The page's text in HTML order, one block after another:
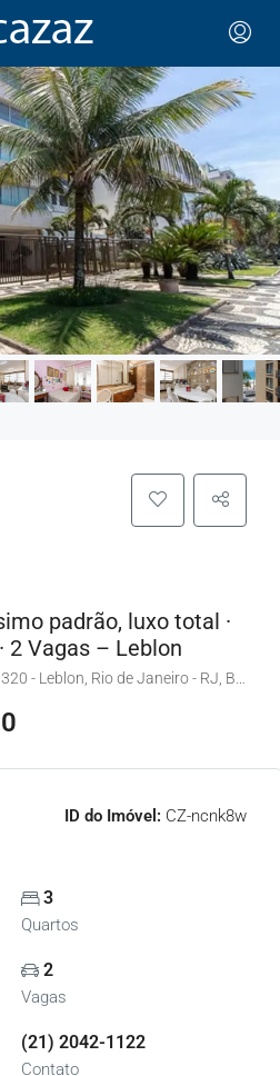
padrão, luxo total ·
2 Vagas – Leblon
- Leblon, Rio de Janeiro - RJ, Brasil
ID do Imóvel: CZ-ncnk8w
3
Quartos
2
Vagas
(21) 2042-1122
Contato